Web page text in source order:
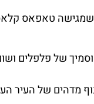
טאפאס
וסמיך של פלפלים
מדהים של העיר